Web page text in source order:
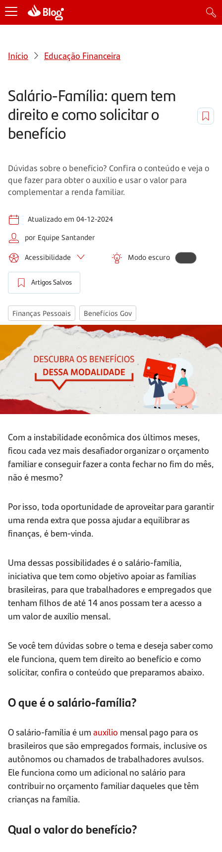
Início Educação Financeira
Salário-Família: quem tem
direito e como solicitar o
benefício
Dúvidas sobre o benefício? Confira o conteúdo e veja o
que fazer para obter o auxílio e usar o valor para
complementar a renda familiar.
Atualizado em 04-12-2024
por Equipe Santander
Acessibilidade Modo escuro
Artigos Salvos
Finanças Pessoais Benefícios Gov
Com a instabilidade econômica dos últimos meses,
ficou cada vez mais desafiador organizar o orçamento
familiar e conseguir fazer a conta fechar no fim do mês,
não é mesmo?
Por isso, toda oportunidade de aproveitar para garantir
uma renda extra que possa ajudar a equilibrar as
finanças, é bem-vinda.
Uma dessas possibilidades é o salário-família,
iniciativa que tem como objetivo apoiar as famílias
brasileiras, para que trabalhadores e empregados que
tenham filhos de até 14 anos possam ter a acesso a
um valor de auxílio mensal.
Se você tem dúvidas sobre o tema e deseja saber como
ele funciona, quem tem direito ao benefício e como
solicitar, confira o conteúdo que preparamos abaixo.
O que é o salário-família?
O salário-família é um auxílio mensal pago para os
brasileiros que são empregados formais, inclusive os
autônomos ou chamados de trabalhadores avulsos.
Ele funciona como um adicional no salário para
contribuir no orçamento familiar daqueles que têm
crianças na família.
Qual o valor do benefício?